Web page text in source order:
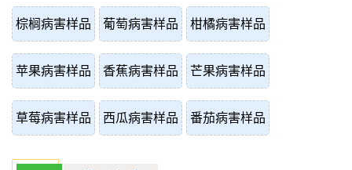
棕榈病害样品 葡萄病害样品 柑橘病害样品
苹果病害样品 香蕉病害样品 芒果病害样品
草莓病害样品 西瓜病害样品 番茄病害样品